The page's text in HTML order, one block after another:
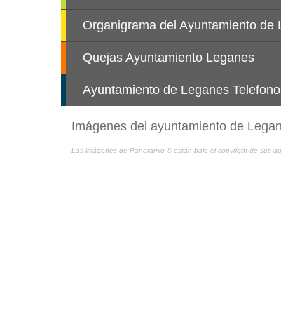
Imágenes del ayuntamiento de
Las imágenes de Panoramio © están bajo el copyright de sus